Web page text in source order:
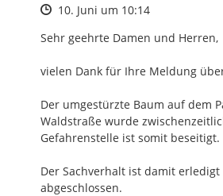
Zeitpunkt des Erstellens
10. Juni um 10:14
Sehr geehrte Damen und Herren,
vielen Dank für Ihre Meldung
Der umgestürzte Baum auf dem
Waldstraße wurde
Gefahrenstelle ist somit beseitigt.
Der Sachverhalt ist damit
abgeschlossen.